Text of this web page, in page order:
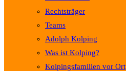
Rechtsträger
Teams
Adolph Kolping
Was ist Kolping?
Kolpingsfamilien vor Ort